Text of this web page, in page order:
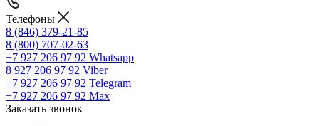
Телефоны
8 (846) 379-21-85
8 (800) 707-02-63
+7 927 206 97 92 Whatsapp
8 927 206 97 92 Viber
+7 927 206 97 92 Telegram
+7 927 206 97 92 Max
Заказать звонок